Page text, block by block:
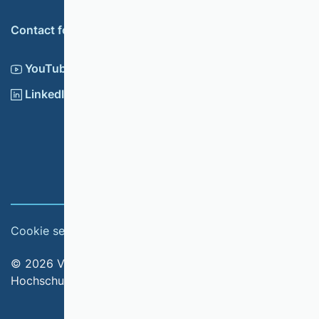
Contact form
YouTube
LinkedIn
Cookie settings
© 2026 Verband der Hochschullehrerinnen und
Hochschullehrer für Betriebswirtschaft e.V.